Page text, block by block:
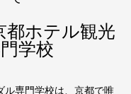
ホテル観光
学校
ル専門学校は、京都で唯